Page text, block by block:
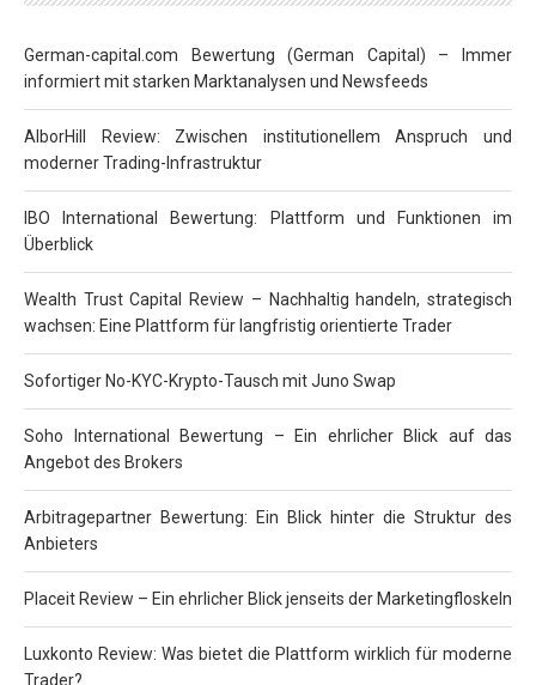
German-capital.com Bewertung (German Capital) – Immer
informiert mit starken Marktanalysen und Newsfeeds
AlborHill Review: Zwischen institutionellem Anspruch und
moderner Trading-Infrastruktur
IBO International Bewertung: Plattform und Funktionen im
Überblick
Wealth Trust Capital Review – Nachhaltig handeln, strategisch
wachsen: Eine Plattform für langfristig orientierte Trader
Sofortiger No-KYC-Krypto-Tausch mit Juno Swap
Soho International Bewertung – Ein ehrlicher Blick auf das
Angebot des Brokers
Arbitragepartner Bewertung: Ein Blick hinter die Struktur des
Anbieters
Placeit Review – Ein ehrlicher Blick jenseits der Marketingfloskeln
Luxkonto Review: Was bietet die Plattform wirklich für moderne
Trader?